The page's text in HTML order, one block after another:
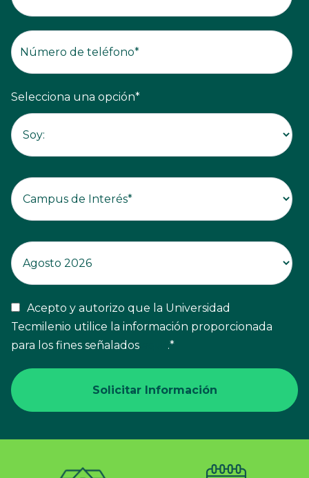
Selecciona una opción*
Acepto y autorizo que la Universidad
Tecmilenio utilice la información proporcionada
para los fines señalados
.*